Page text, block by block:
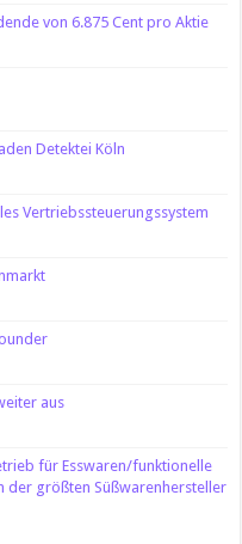
von 6.875 Cent pro Aktie
Detektei Köln
Vertriebssteuerungssystem
aus
für Esswaren/funktionelle
der größten Süßwarenhersteller